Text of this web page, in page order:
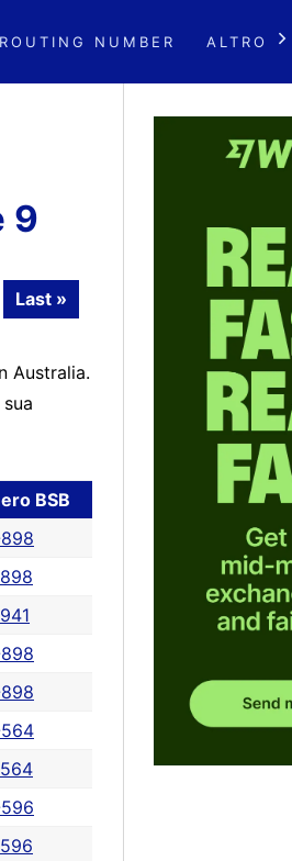
ROUTING NUMBER ALTRO
9
Last »
Australia.
BSB